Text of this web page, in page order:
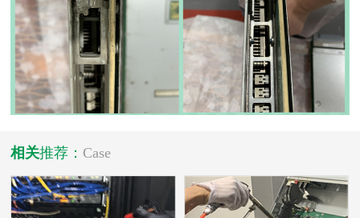
相关推荐： Case